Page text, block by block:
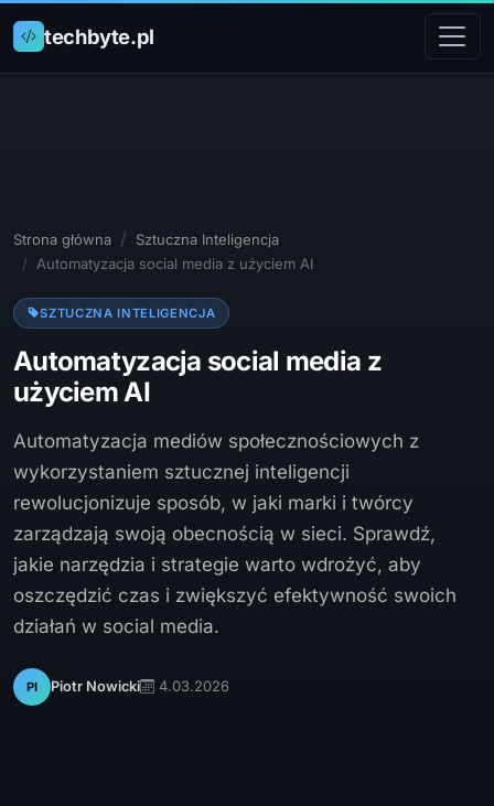
techbyte.pl
Strona główna
Sztuczna Inteligencja
Automatyzacja social media z użyciem AI
SZTUCZNA INTELIGENCJA
Automatyzacja social media z
użyciem AI
Automatyzacja mediów społecznościowych z
wykorzystaniem sztucznej inteligencji
rewolucjonizuje sposób, w jaki marki i twórcy
zarządzają swoją obecnością w sieci. Sprawdź,
jakie narzędzia i strategie warto wdrożyć, aby
oszczędzić czas i zwiększyć efektywność swoich
działań w social media.
PI Piotr Nowicki 4.03.2026